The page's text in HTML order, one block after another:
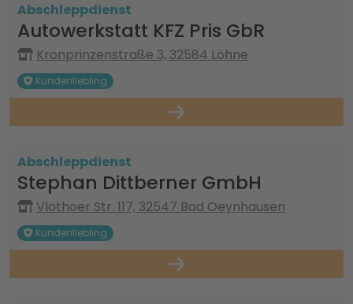
Abschleppdienst
Autowerkstatt KFZ Pris GbR
Kronprinzenstraße 3, 32584 Löhne
Kundenliebling
Abschleppdienst
Stephan Dittberner GmbH
Vlothoer Str. 117, 32547 Bad Oeynhausen
Kundenliebling